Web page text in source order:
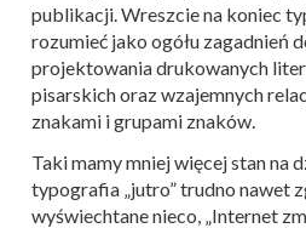
publikacji. Wreszcie na koniec
rozumieć jako ogółu zagadnień
projektowania drukowanych
pisarskich oraz wzajemnych
znakami i grupami znaków.
Taki mamy mniej więcej stan na
typografia „jutro” trudno nawet
wyświechtane nieco, „Internet